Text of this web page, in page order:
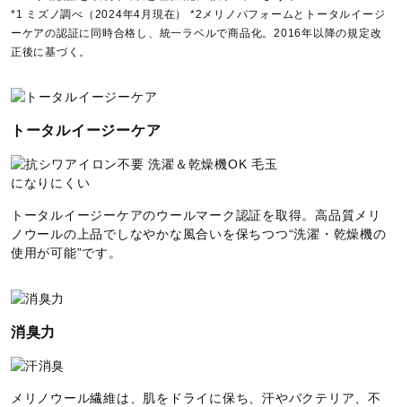
*1 ミズノ調べ（2024年4月現在） *2メリノパフォームとトータルイージ
ーケアの認証に同時合格し、統一ラベルで商品化。2016年以降の規定改
正後に基づく。
トータルイージーケア
トータルイージーケアのウールマーク認証を取得。高品質メリ
ノウールの上品でしなやかな風合いを保ちつつ“洗濯・乾燥機の
使用が可能”です。
消臭力
メリノウール繊維は、肌をドライに保ち、汗やバクテリア、不